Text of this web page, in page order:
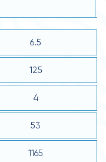
6.5
125
4
53
1165